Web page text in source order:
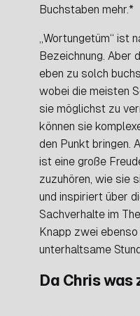
Buchstaben mehr.*
„Wortungetüm“ ist
Bezeichnung. Aber
eben zu solch
wobei die meisten
sie möglichst zu
können sie
den Punkt bringen.
ist eine große
zuzuhören, wie sie
und inspiriert über
Sachverhalte im
Knapp zwei
unterhaltsame
Da Chris was